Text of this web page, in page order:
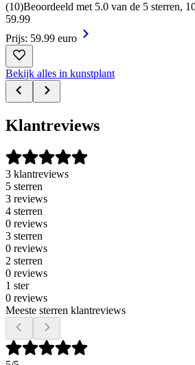
(10)Beoordeeld met 5.0 van de 5 sterren,
59.99
Prijs: 59.99 euro
Bekijk alles in kunstplant
Klantreviews
3 klantreviews
5 sterren
3 reviews
4 sterren
0 reviews
3 sterren
0 reviews
2 sterren
0 reviews
1 ster
0 reviews
Meeste sterren klantreviews